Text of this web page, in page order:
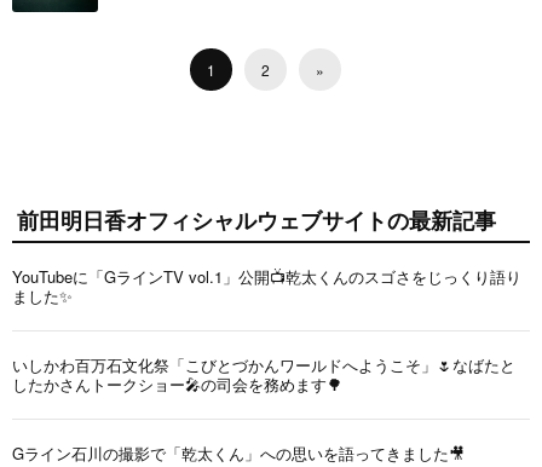
1 2 »
前田明日香オフィシャルウェブサイトの最新記事
YouTubeに「GラインTV vol.1」公開📺乾太くんのスゴさをじっくり語り
ました✨
いしかわ百万石文化祭「こびとづかんワールドへようこそ」🌷なばたと
したかさんトークショー🎤の司会を務めます🌳
Gライン石川の撮影で「乾太くん」への思いを語ってきました🎥